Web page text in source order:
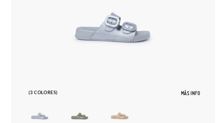
(3 COLORES) MÁS INFO